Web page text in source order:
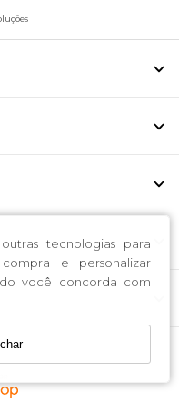
tecnologias para
e personalizar
você concorda com